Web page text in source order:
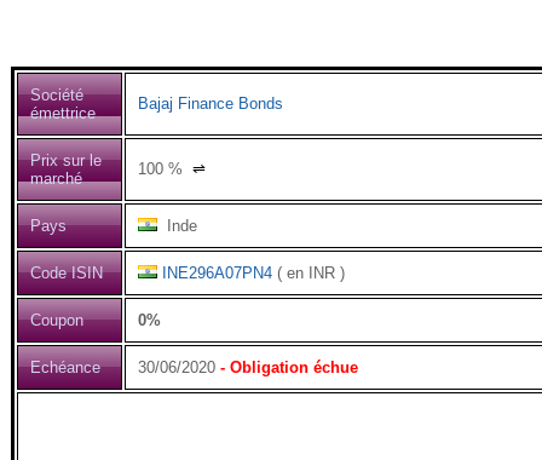
Société
émettrice
Bajaj Finance Bonds
Prix sur le
marché
100 % ⇌
Pays Inde
Code ISIN INE296A07PN4 ( en INR )
Coupon 0%
Echéance 30/06/2020 - Obligation échue